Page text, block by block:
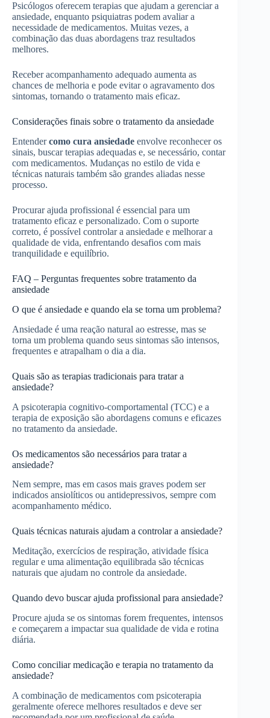
Psicólogos oferecem terapias que ajudam a gerenciar a
ansiedade, enquanto psiquiatras podem avaliar a
necessidade de medicamentos. Muitas vezes, a
combinação das duas abordagens traz resultados
melhores.
Receber acompanhamento adequado aumenta as
chances de melhoria e pode evitar o agravamento dos
sintomas, tornando o tratamento mais eficaz.
Considerações finais sobre o tratamento da ansiedade
Entendercomo cura ansiedade envolve reconhecer os
sinais, buscar terapias adequadas e, se necessário, contar
com medicamentos. Mudanças no estilo de vida e
técnicas naturais também são grandes aliadas nesse
processo.
Procurar ajuda profissional é essencial para um
tratamento eficaz e personalizado. Com o suporte
correto, é possível controlar a ansiedade e melhorar a
qualidade de vida, enfrentando desafios com mais
tranquilidade e equilíbrio.
FAQ – Perguntas frequentes sobre tratamento da
ansiedade
O que é ansiedade e quando ela se torna um problema?
Ansiedade é uma reação natural ao estresse, mas se
torna um problema quando seus sintomas são intensos,
frequentes e atrapalham o dia a dia.
Quais são as terapias tradicionais para tratar a
ansiedade?
A psicoterapia cognitivo-comportamental (TCC) e a
terapia de exposição são abordagens comuns e eficazes
no tratamento da ansiedade.
Os medicamentos são necessários para tratar a
ansiedade?
Nem sempre, mas em casos mais graves podem ser
indicados ansiolíticos ou antidepressivos, sempre com
acompanhamento médico.
Quais técnicas naturais ajudam a controlar a ansiedade?
Meditação, exercícios de respiração, atividade física
regular e uma alimentação equilibrada são técnicas
naturais que ajudam no controle da ansiedade.
Quando devo buscar ajuda profissional para ansiedade?
Procure ajuda se os sintomas forem frequentes, intensos
e começarem a impactar sua qualidade de vida e rotina
diária.
Como conciliar medicação e terapia no tratamento da
ansiedade?
A combinação de medicamentos com psicoterapia
geralmente oferece melhores resultados e deve ser